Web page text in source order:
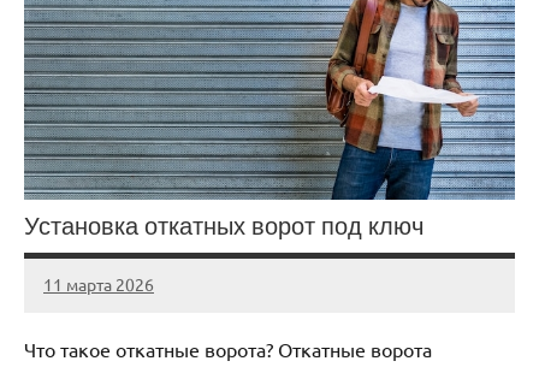
Установка откатных ворот под ключ
11 марта 2026
Avtor
Нет
Что такое откатные ворота? Откатные ворота